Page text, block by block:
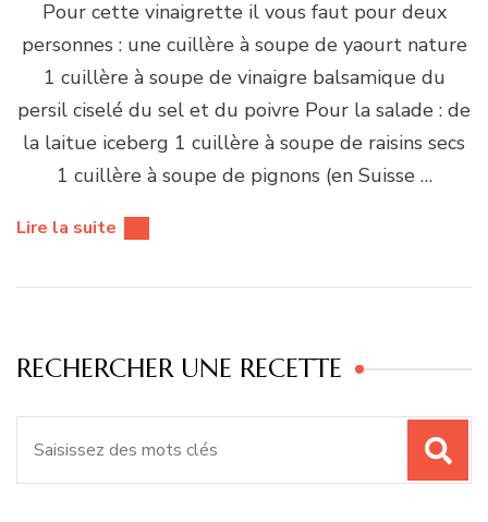
Pour cette vinaigrette il vous faut pour deux
personnes : une cuillère à soupe de yaourt nature
1 cuillère à soupe de vinaigre balsamique du
persil ciselé du sel et du poivre Pour la salade : de
la laitue iceberg 1 cuillère à soupe de raisins secs
1 cuillère à soupe de pignons (en Suisse …
Lire la suite
RECHERCHER UNE RECETTE